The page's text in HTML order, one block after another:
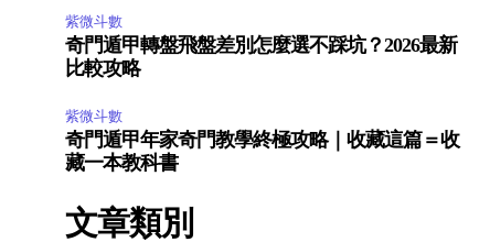
紫微斗數
奇門遁甲轉盤飛盤差別怎麼選不踩坑？2026最新
比較攻略
紫微斗數
奇門遁甲年家奇門教學終極攻略｜收藏這篇＝收
藏一本教科書
文章類別